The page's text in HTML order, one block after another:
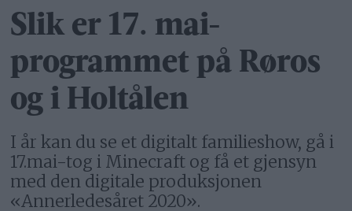
Slik er 17. mai-
programmet på Røros
og i Holtålen
I år kan du se et digitalt familieshow, gå i
17.mai-tog i Minecraft og få et gjensyn
med den digitale produksjonen
«Annerledesåret 2020».